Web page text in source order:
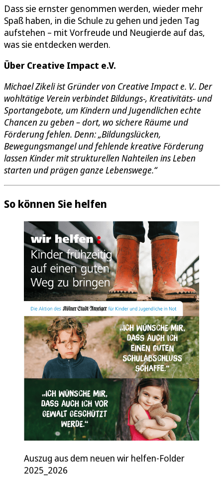
Dass sie ernster genommen werden, wieder mehr
Spaß haben, in die Schule zu gehen und jeden Tag
aufstehen – mit Vorfreude und Neugierde auf das,
was sie entdecken werden.
Über Creative Impact e.V.
Michael Zikeli ist Gründer von Creative Impact e. V.. Der
wohltätige Verein verbindet Bildungs-, Kreativitäts- und
Sportangebote, um Kindern und Jugendlichen echte
Chancen zu geben – dort, wo sichere Räume und
Förderung fehlen. Denn: „Bildungslücken,
Bewegungsmangel und fehlende kreative Förderung
lassen Kinder mit strukturellen Nahteilen ins Leben
starten und prägen ganze Lebenswege.“
So können Sie helfen
Auszug aus dem neuen wir helfen-Folder
2025_2026